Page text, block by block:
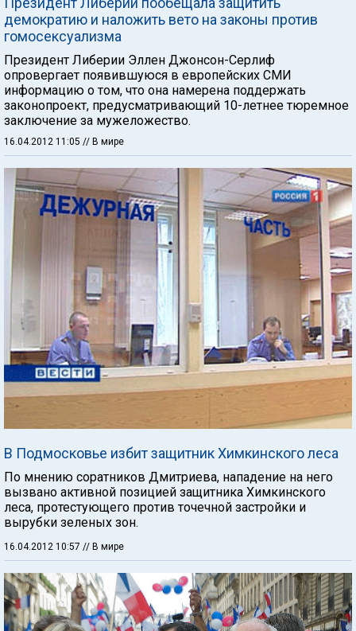
демократию и наложить вето на законы против
гомосексуализма
Президент Либерии Эллен Джонсон-Серлиф
опровергает появившуюся в европейских СМИ
информацию о том, что она намерена поддержать
законопроект, предусматривающий 10-летнее тюремное
заключение за мужеложество.
16.04.2012 11:05 // В мире
В Подмосковье избит защитник Химкинского леса
По мнению соратников Дмитриева, нападение на него
вызвано активной позицией защитника Химкинского
леса, протестующего против точечной застройки и
вырубки зеленых зон.
16.04.2012 10:57 // В мире